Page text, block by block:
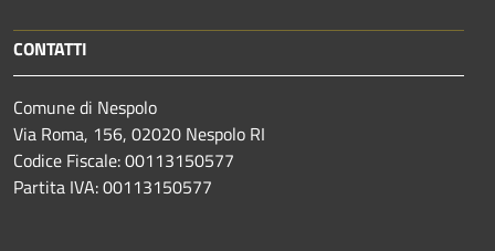
CONTATTI
Comune di Nespolo
Via Roma, 156, 02020 Nespolo RI
Codice Fiscale: 00113150577
Partita IVA: 00113150577